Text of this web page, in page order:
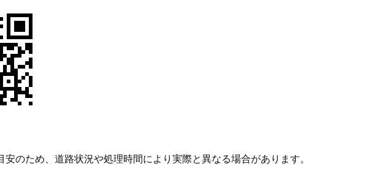
安のため、道路状況や処理時間により実際と異なる場合があります。